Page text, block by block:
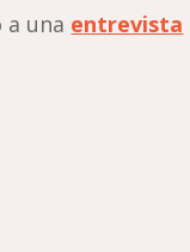
una entrevista